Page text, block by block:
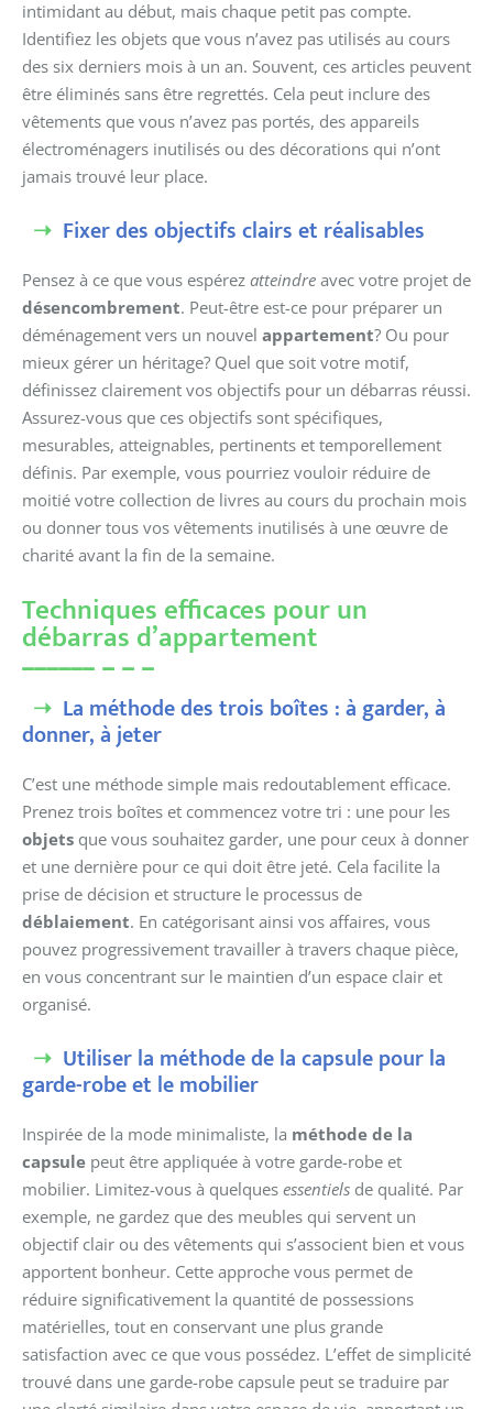
intimidant au début, mais chaque petit pas compte.
Identifiez les objets que vous n’avez pas utilisés au cours
des six derniers mois à un an. Souvent, ces articles peuvent
être éliminés sans être regrettés. Cela peut inclure des
vêtements que vous n’avez pas portés, des appareils
électroménagers inutilisés ou des décorations qui n’ont
jamais trouvé leur place.
Fixer des objectifs clairs et réalisables
Pensez à ce que vous espérez atteindre avec votre projet de
désencombrement. Peut-être est-ce pour préparer un
déménagement vers un nouvel appartement? Ou pour
mieux gérer un héritage? Quel que soit votre motif,
définissez clairement vos objectifs pour un débarras réussi.
Assurez-vous que ces objectifs sont spécifiques,
mesurables, atteignables, pertinents et temporellement
définis. Par exemple, vous pourriez vouloir réduire de
moitié votre collection de livres au cours du prochain mois
ou donner tous vos vêtements inutilisés à une œuvre de
charité avant la fin de la semaine.
Techniques efficaces pour un
débarras d’appartement
La méthode des trois boîtes : à garder, à
donner, à jeter
C’est une méthode simple mais redoutablement efficace.
Prenez trois boîtes et commencez votre tri : une pour les
objets que vous souhaitez garder, une pour ceux à donner
et une dernière pour ce qui doit être jeté. Cela facilite la
prise de décision et structure le processus de
déblaiement. En catégorisant ainsi vos affaires, vous
pouvez progressivement travailler à travers chaque pièce,
en vous concentrant sur le maintien d’un espace clair et
organisé.
Utiliser la méthode de la capsule pour la
garde-robe et le mobilier
Inspirée de la mode minimaliste, la méthode de la
capsule peut être appliquée à votre garde-robe et
mobilier. Limitez-vous à quelques essentiels de qualité. Par
exemple, ne gardez que des meubles qui servent un
objectif clair ou des vêtements qui s’associent bien et vous
apportent bonheur. Cette approche vous permet de
réduire significativement la quantité de possessions
matérielles, tout en conservant une plus grande
satisfaction avec ce que vous possédez. L’effet de simplicité
trouvé dans une garde-robe capsule peut se traduire par